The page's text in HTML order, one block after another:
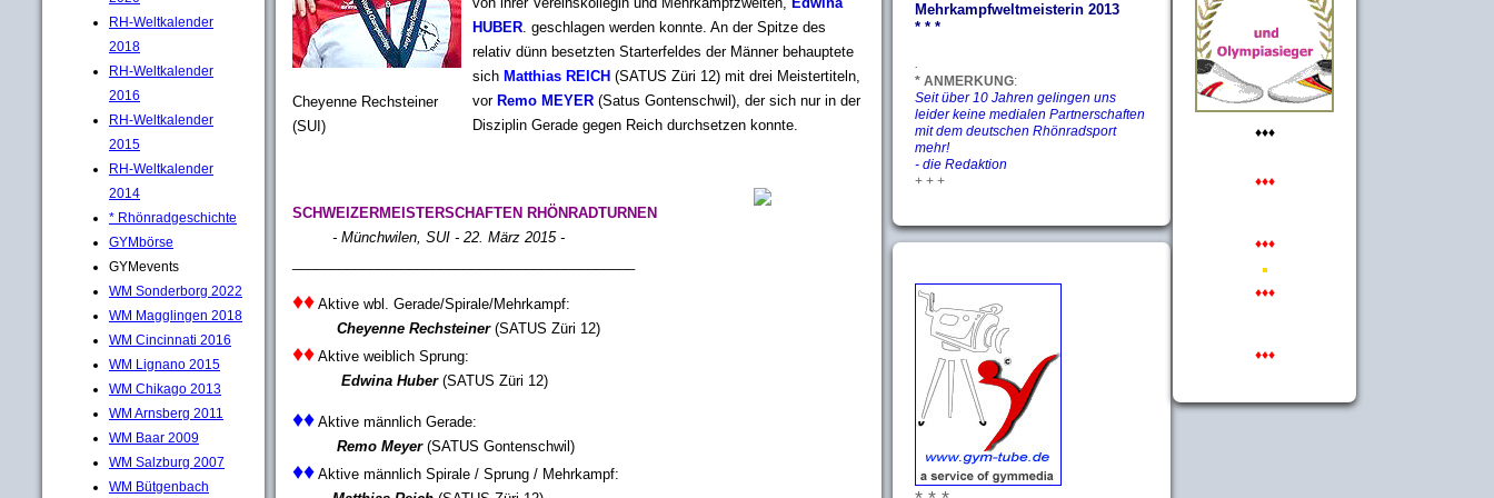
RH-Weltkalender
2018
RH-Weltkalender
2016
RH-Weltkalender
2015
RH-Weltkalender
2014
* Rhönradgeschichte
GYMbörse
GYMevents
WM Sonderborg 2022
WM Magglingen 2018
WM Cincinnati 2016
WM Lignano 2015
WM Chikago 2013
WM Arnsberg 2011
WM Baar 2009
WM Salzburg 2007
WM Bütgenbach
Cheyenne Rechsteiner
(SUI)
von ihrer Vereinskollegin und Mehrkampfzweiten, Edwina
HUBER. geschlagen werden konnte. An der Spitze des
relativ dünn besetzten Starterfeldes der Männer behauptete
sich Matthias REICH (SATUS Züri 12) mit drei Meistertiteln,
vor Remo MEYER (Satus Gontenschwil), der sich nur in der
Disziplin Gerade gegen Reich durchsetzen konnte.
SCHWEIZERMEISTERSCHAFTEN RHÖNRADTURNEN
- Münchwilen, SUI - 22. März 2015 -
♦♦ Aktive wbl. Gerade/Spirale/Mehrkampf:
Cheyenne Rechsteiner(SATUS Züri 12)
♦♦ Aktive weiblich Sprung:
Edwina Huber(SATUS Züri 12)
♦♦ Aktive männlich Gerade:
Remo Meyer(SATUS Gontenschwil)
♦♦ Aktive männlich Spirale / Sprung / Mehrkampf:
Mehrkampfweltmeisterin 2013
* * *
.
* ANMERKUNG:
Seit über 10 Jahren gelingen uns
leider keine medialen Partnerschaften
mit dem deutschen Rhönradsport
mehr!
- die Redaktion
+ + +
♦♦♦
♦♦♦
♦♦♦
♦♦♦
♦♦♦